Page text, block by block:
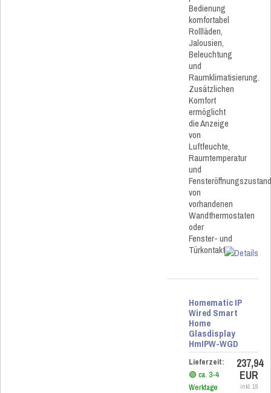
Bedienung
komfortabel
Rollläden,
Jalousien,
Beleuchtung
und
Raumklimatisierung.
Zusätzlichen
Komfort
ermöglicht
die Anzeige
von
Luftfeuchte,
Raumtemperatur
und
von
vorhandenen
Wandthermostaten
oder
Fenster- und
Türkontakten.
Homematic IP
Wired Smart
Home
Glasdisplay
HmIPW-WGD
Lieferzeit:
🟢 ca. 3-4
Werktage
237,94
EUR
inkl. 19